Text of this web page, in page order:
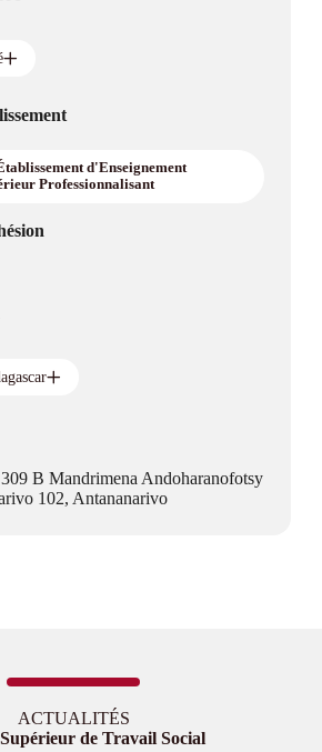
d'Enseignement
Professionnalisant
B Mandrimena Andoharanofotsy
102, Antananarivo
ACTUALITÉS
de Travail Social